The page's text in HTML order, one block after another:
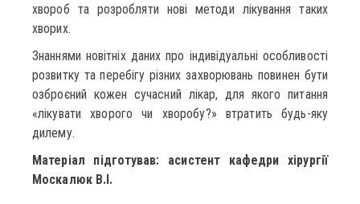
хвороб та розробляти нові методи лікування таких
хворих.
Знаннями новітніх даних про індивідуальні особливості
розвитку та перебігу різних захворювань повинен бути
озброєний кожен сучасний лікар, для якого питання
«лікувати хворого чи хворобу?» втратить будь-яку
дилему.
Матеріал підготував: асистент кафедри хірургії
Москалюк В.І.